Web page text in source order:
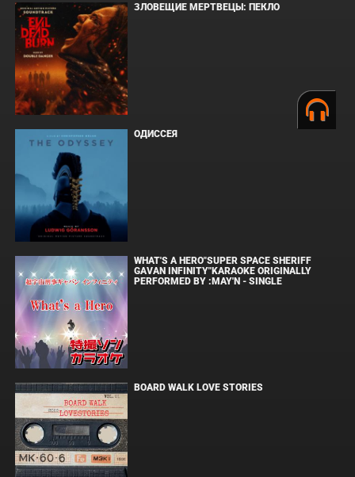
ЗЛОВЕЩИЕ МЕРТВЕЦЫ: ПЕКЛО
ОДИССЕЯ
WHAT'S A HERO"SUPER SPACE SHERIFF
GAVAN INFINITY"KARAOKE ORIGINALLY
PERFORMED BY :MAY'N - SINGLE
BOARD WALK LOVE STORIES